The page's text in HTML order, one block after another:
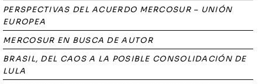
PERSPECTIVAS DEL ACUERDO MERCOSUR – UNIÓN
EUROPEA
MERCOSUR EN BUSCA DE AUTOR
BRASIL, DEL CAOS A LA POSIBLE CONSOLIDACIÓN DE
LULA